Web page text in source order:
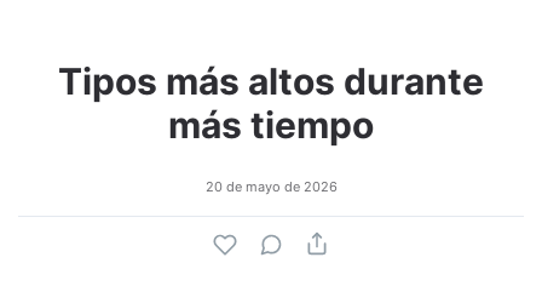
Tipos más altos durante
más tiempo
20 de mayo de 2026